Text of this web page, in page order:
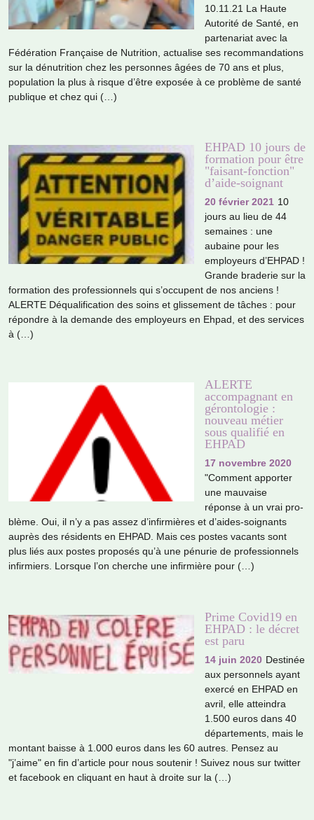
10.11.21 La Haute
Autorité de Santé, en
par­te­na­riat avec la
Fédération Française de Nutrition, actua­lise ses recom­man­da­tions
sur la dénu­tri­tion chez les per­son­nes âgées de 70 ans et plus,
popu­la­tion la plus à risque d’être expo­sée à ce pro­blème de santé
publi­que et chez qui (…)
EHPAD 10 jours de
formation pour être
"faisant-fonction"
d’aide-soignant
20 février 2021 10
jours au lieu de 44
semai­nes : une
aubaine pour les
employeurs d’EHPAD !
Grande bra­de­rie sur la
for­ma­tion des pro­fes­sion­nels qui s’occu­pent de nos anciens !
ALERTE Déqualification des soins et glis­se­ment de tâches : pour
répon­dre à la demande des employeurs en Ehpad, et des ser­vi­ces
à (…)
ALERTE
accompagnant en
gérontologie :
nouveau métier
sous qualifié en
EHPAD
17 novembre 2020
"Comment appor­ter
une mau­vaise
réponse à un vrai pro­
blème. Oui, il n’y a pas assez d’infir­miè­res et d’aides-soi­gnants
auprès des rési­dents en EHPAD. Mais ces postes vacants sont
plus liés aux postes pro­po­sés qu’à une pénu­rie de pro­fes­sion­nels
infir­miers. Lorsque l’on cher­che une infir­mière pour (…)
Prime Covid19 en
EHPAD : le décret
est paru
14 juin 2020 Destinée
aux per­son­nels ayant
exercé en EHPAD en
avril, elle attein­dra
1.500 euros dans 40
dépar­te­ments, mais le
mon­tant baisse à 1.000 euros dans les 60 autres. Pensez au
"j’aime" en fin d’arti­cle pour nous sou­te­nir ! Suivez nous sur twit­ter
et face­book en cli­quant en haut à droite sur la (…)